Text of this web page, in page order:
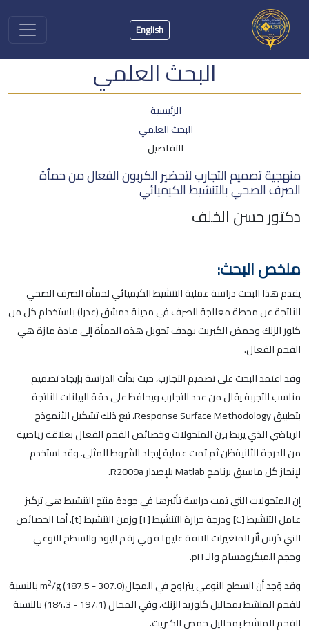
English
البحث العلمي
الرئيسية
البحث العلمي
التفاصيل
منهجية تصميم التجارب لتحضير الكربون الفعال من حمأة
الصرف الصحي بالتنشيط الكيميائي
دكتور حسن الخلف
ملخص البحث:
يقدم هذا البحث دراسة عملية التنشيط الكيميائي لحمأة الصرف الصحي
الناتجة عن محطة معالجة الصرف في مدينة دمشق (عدرا) باستخدام كل من
كلور الزنك وحمض الكبريت بهدف تجويل هذه الحمأة إلى مادة مازة هي
الفحم الفعال.
وقد اعتمد البحث على تصميم التجارب، حيث بدأت الدراسة بإيجاد تصميم
مناسب للتجربة يقلل من عدد التجارب ويحافظ على دقة البيانات الناتجة
بتطبيق Response Surface Methodology، تبع ذلك تشكيل الأنموذج
الرياضي الذي يربط بين المتحولات وخصائص الفحم الفعال بعلاقة رياضية
من الدرجة الثانيةظن ثم تمت عملية إيجاد الشروط المثلى. وقد استخدم
لإنجاز كل ماسبق برنامج Matlab بلإصدار R2009a.
إن المتحولات التي تمت دراسة تأثيرها في جودة منتج التنشيط هي تركيز
عامل التنشيط [C] ودرجة حرارة التنشيط [T] وزمن التنشيط [t]. أما الخصائص
التي دُرس أثر المتغيرات الآنفة عليها فهي رقم اليود والسطح النوعي
وحجم الميكرومسام والـ pH.
وقد وُجد أن السطح النوعي يتراوح في المجالm
2
/g (187.5 - 307.0) بالنسبة
للفحم المنشط بمحاليل كلوريد الزنك، وفي المجال (197.1 - 184.3) بالنسبة
للفحم المنشط بمحاليل حمض الكبريت.